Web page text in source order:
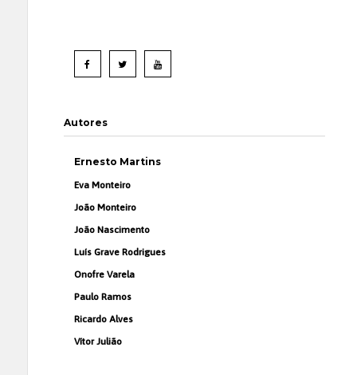
Autores
Ernesto Martins
Eva Monteiro
João Monteiro
João Nascimento
Luís Grave Rodrigues
Onofre Varela
Paulo Ramos
Ricardo Alves
Vítor Julião